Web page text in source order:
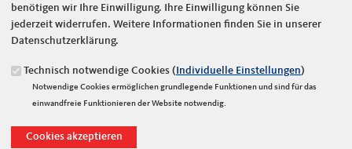
„Pflege darf nicht auf dem Papier scheitern – Staatliche Untätigkeit
gefährdet Menschenwürde im Alter“
13.05.2025
Zu den alarmierenden Ergebnissen der Report Mainz-Recherchen über
extreme Verzögerungen bei der Bewilligung von Leistungen der „Hilfe
zur Pflege“...
Sicherheit für die Schwächsten: Senioren-Union fordert Wende in der
benötigen wir Ihre Einwilligung. Ihre Einwilligung können Sie
jederzeit widerrufen. Weitere Informationen finden Sie in unserer
Datenschutzerklärung.
Technisch notwendige Cookies ( Individuelle Einstellungen)
Notwendige Cookies ermöglichen grundlegende Funktionen und sind für das
einwandfreie Funktionieren der Website notwendig.